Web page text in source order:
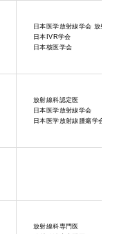
日本医学放射線学会 放射線
日本IVR学会
日本核医学会
放射線科認定医
日本医学放射線学会
日本医学放射線腫瘍学会
放射線科専門医